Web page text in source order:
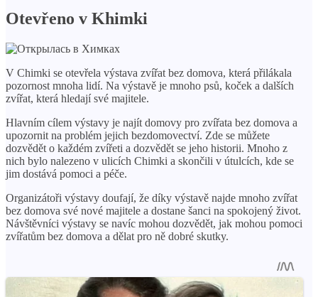
Otevřeno v Khimki
V Chimki se otevřela výstava zvířat bez domova, která přilákala
pozornost mnoha lidí. Na výstavě je mnoho psů, koček a dalších
zvířat, která hledají své majitele.
Hlavním cílem výstavy je najít domovy pro zvířata bez domova a
upozornit na problém jejich bezdomovectví. Zde se můžete
dozvědět o každém zvířeti a dozvědět se jeho historii. Mnoho z
nich bylo nalezeno v ulicích Chimki a skončili v útulcích, kde se
jim dostává pomoci a péče.
Organizátoři výstavy doufají, že díky výstavě najde mnoho zvířat
bez domova své nové majitele a dostane šanci na spokojený život.
Návštěvníci výstavy se navíc mohou dozvědět, jak mohou pomoci
zvířatům bez domova a dělat pro ně dobré skutky.